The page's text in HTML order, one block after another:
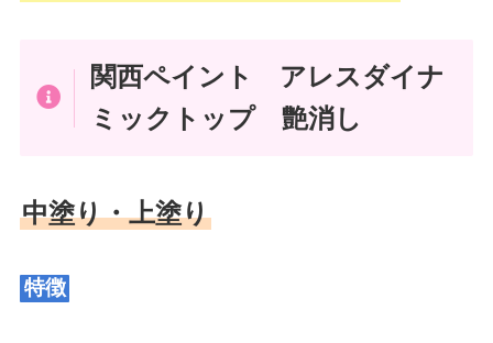
関西ペイント アレスダイナ
ミックトップ 艶消し
中塗り・上塗り
特徴